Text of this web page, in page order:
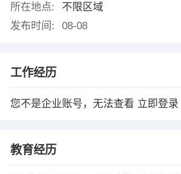
所在地点:
不限区域
发布时间:
08-08
工作经历
您不是企业账号，无法查看 立即登录
教育经历